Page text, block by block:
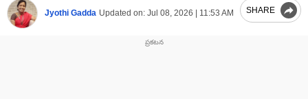
Jyothi Gadda Updated on: Jul 08, 2026 | 11:53 AM SHARE